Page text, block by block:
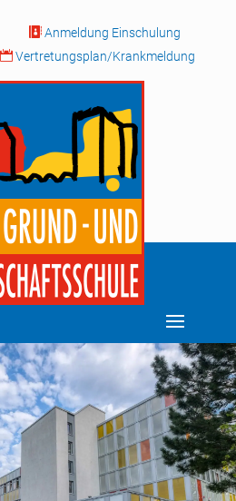
 Anmeldung Einschulung
 Vertretungsplan/Krankmeldung